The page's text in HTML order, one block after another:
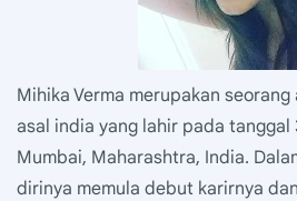
Mihika Verma merupakan
asal india yang lahir pada tanggal
Mumbai, Maharashtra, India.
dirinya memula debut karirnya